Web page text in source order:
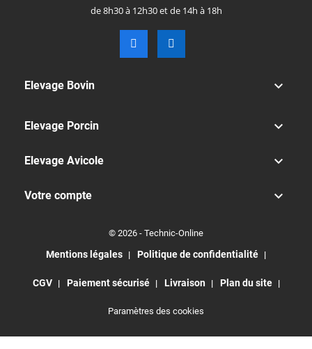
de 8h30 à 12h30 et de 14h à 18h
Elevage Bovin 
Elevage Porcin 
Elevage Avicole 
Votre compte 
© 2026 - Technic-Online
Mentions légales Politique de confidentialité
CGV Paiement sécurisé Livraison Plan du site
Paramètres des cookies